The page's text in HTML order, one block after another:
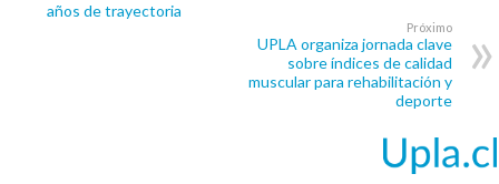
años de trayectoria
Próximo
UPLA organiza jornada clave
sobre índices de calidad
muscular para rehabilitación y
deporte